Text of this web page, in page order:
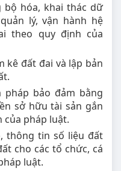
bộ hóa, khai thác dữ
lý, vận hành hệ
theo quy định của
kê đất đai và lập bản
bảo đảm bằng
sở hữu tài sản gắn
của pháp luật.
thông tin số liệu đất
cho các tổ chức, cá
luật.